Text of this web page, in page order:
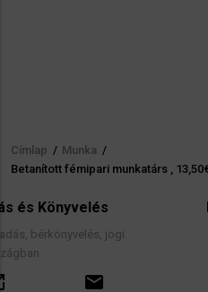
Morzsa
Címlap / Munka /
Betanított fémipari munkatárs ,
LBS Immobilien-
valamint